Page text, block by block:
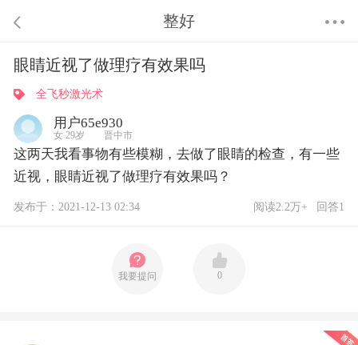
整好
眼睛近视了做理疗有效果吗
全飞秒激光术
用户65e930
女 29岁 晋中市
这两天我看事物有些模糊，去做了眼睛的检查，有一些
近视，眼睛近视了做理疗有效果吗？
发布于：2021-12-13 02:34 阅读2.2万+ 回答1
我要提问 0